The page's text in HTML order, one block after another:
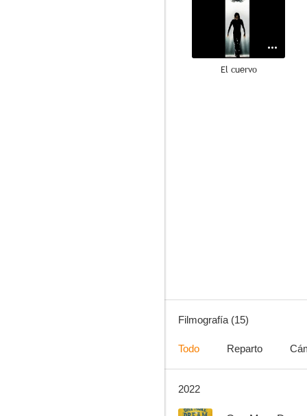
El cuervo
5.3
Filmografía (15)
Todo Reparto
2022